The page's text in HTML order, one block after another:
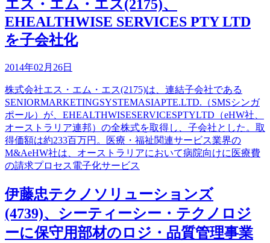
エス・エム・エス(2175)、
EHEALTHWISE SERVICES PTY LTD
を子会社化
2014年02月26日
株式会社エス・エム・エス(2175)は、連結子会社である
SENIORMARKETINGSYSTEMASIAPTE.LTD.（SMSシンガ
ポール）が、EHEALTHWISESERVICESPTYLTD（eHW社、
オーストラリア連邦）の全株式を取得し、子会社とした。取
得価額は約233百万円。医療・福祉関連サービス業界の
M&AeHW社は、オーストラリアにおいて病院向けに医療費
の請求プロセス電子化サービス
伊藤忠テクノソリューションズ
(4739)、シーティーシー・テクノロジ
ーに保守用部材のロジ・品質管理事業